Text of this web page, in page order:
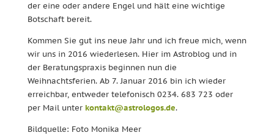
der eine oder andere Engel und hält eine wichtige
Botschaft bereit.
Kommen Sie gut ins neue Jahr und ich freue mich, wenn
wir uns in 2016 wiederlesen. Hier im Astroblog und in
der Beratungspraxis beginnen nun die
Weihnachtsferien. Ab 7. Januar 2016 bin ich wieder
erreichbar, entweder telefonisch 0234. 683 723 oder
per Mail unter kontakt@astrologos.de.
Bildquelle: Foto Monika Meer